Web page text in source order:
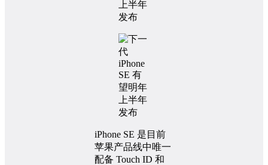
iPhone SE 是目前
苹果产品线中唯一
配备 Touch ID 和